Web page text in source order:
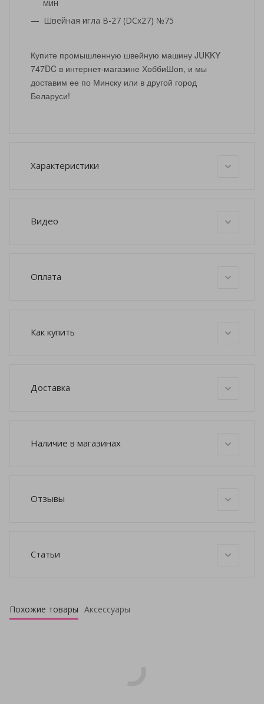
мин
Швейная игла B-27 (DCx27) №75
Купите промышленную швейную машину JUKKY
747DC в интернет-магазине ХоббиШоп, и мы
доставим ее по Минску или в другой город
Беларуси!
Характеристики
Видео
Оплата
Как купить
Доставка
Наличие в магазинах
Отзывы
Статьи
Похожие товары Аксессуары